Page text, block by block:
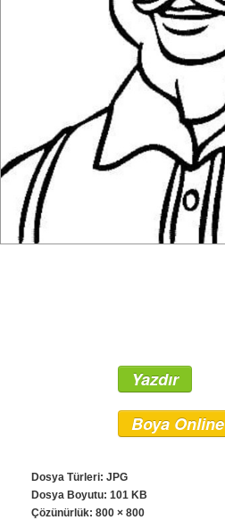
Yazdır
Boya Online
Dosya Türleri: JPG
Dosya Boyutu: 101 KB
Çözünürlük: 800 × 800